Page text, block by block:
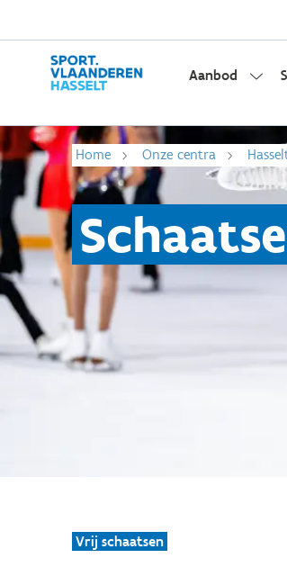
Aanbod
Home Onze centra
Vrij schaatsen